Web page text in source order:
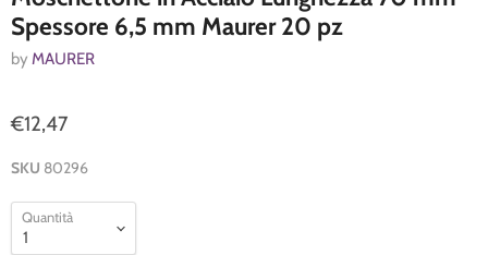
Spessore 6,5 mm Maurer 20 pz
by MAURER
€12,47
SKU 80296
Quantità